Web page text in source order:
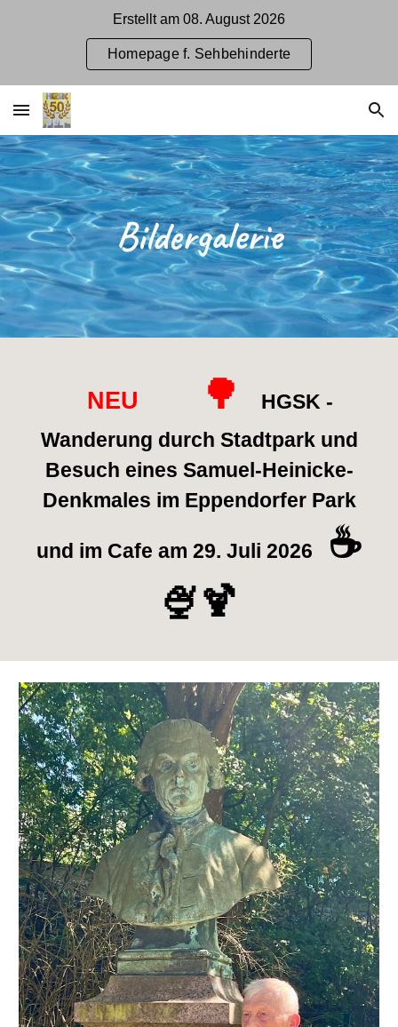
Erstellt am 08. August 2026
Homepage f. Sehbehinderte
Bildergalerie
NEU 🌳
HGSK -
Wanderung durch Stadtpark und
Besuch eines Samuel-Heinicke-
Denkmales im Eppendorfer Park
und im Cafe am 29. Juli 2026 ☕
🍨🍹